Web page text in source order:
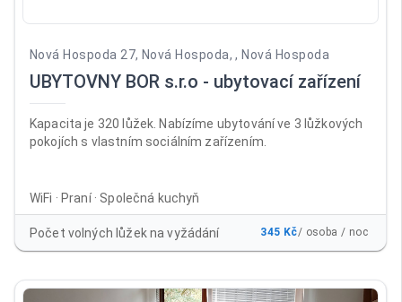
Nová Hospoda 27, Nová Hospoda, , Nová Hospoda
UBYTOVNY BOR s.r.o - ubytovací zařízení
Kapacita je 320 lůžek. Nabízíme ubytování ve 3 lůžkových
pokojích s vlastním sociálním zařízením.
WiFi · Praní · Společná kuchyň
Počet volných lůžek na vyžádání 345 Kč/ osoba / noc